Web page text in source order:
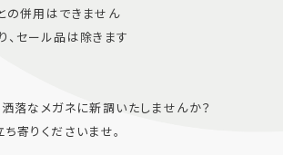
併用はできません
セール品は除きます
落なメガネに新調いたしませんか？
寄りくださいませ。